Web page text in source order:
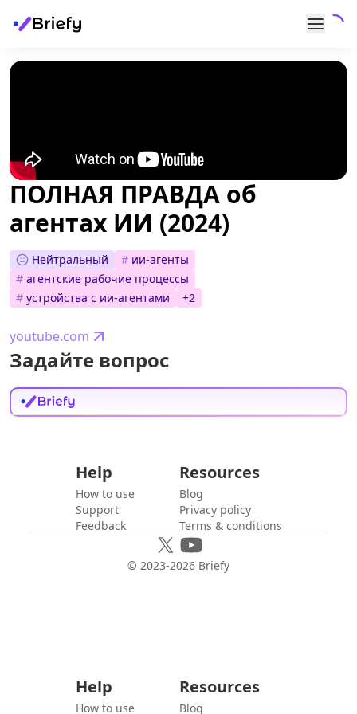
ПОЛНАЯ ПРАВДА об
агентах ИИ (2024)
Нейтральный # ии-агенты
# агентские рабочие процессы
# устройства с ии-агентами +2
youtube.com
Задайте вопрос
Help
How to use
Support
Feedback
Resources
Blog
Privacy policy
Terms & conditions
© 2023-2026 Briefy
Help
How to use
Resources
Blog